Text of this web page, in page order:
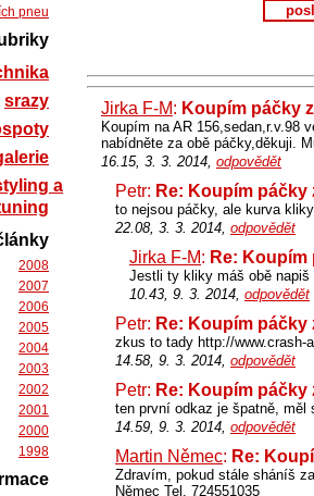
Jirka F-M: Koupím páčky
Koupím na AR 156,sedan,r.v.98
nabídněte za obě páčky,děkuji.
16.15, 3. 3. 2014, odpovědět
Petr: Re: Koupím
to nejsou páčky, ale kurva
22.08, 3. 3. 2014, odpovědět
Jirka F-M: Re:
Jestli ty kliky máš obě napiš
10.43, 9. 3. 2014, odpovědět
Petr: Re: Koupím
zkus to tady http://www.crash-
14.58, 9. 3. 2014, odpovědět
Petr: Re: Koupím
ten první odkaz je špatně, měl
14.59, 9. 3. 2014, odpovědět
Martin Němec: Re:
Zdravím, pokud stále sháníš
Němec Tel. 724551035
pneu
srazy
a
2008
2007
2006
2005
2004
2003
2002
2001
2000
1998